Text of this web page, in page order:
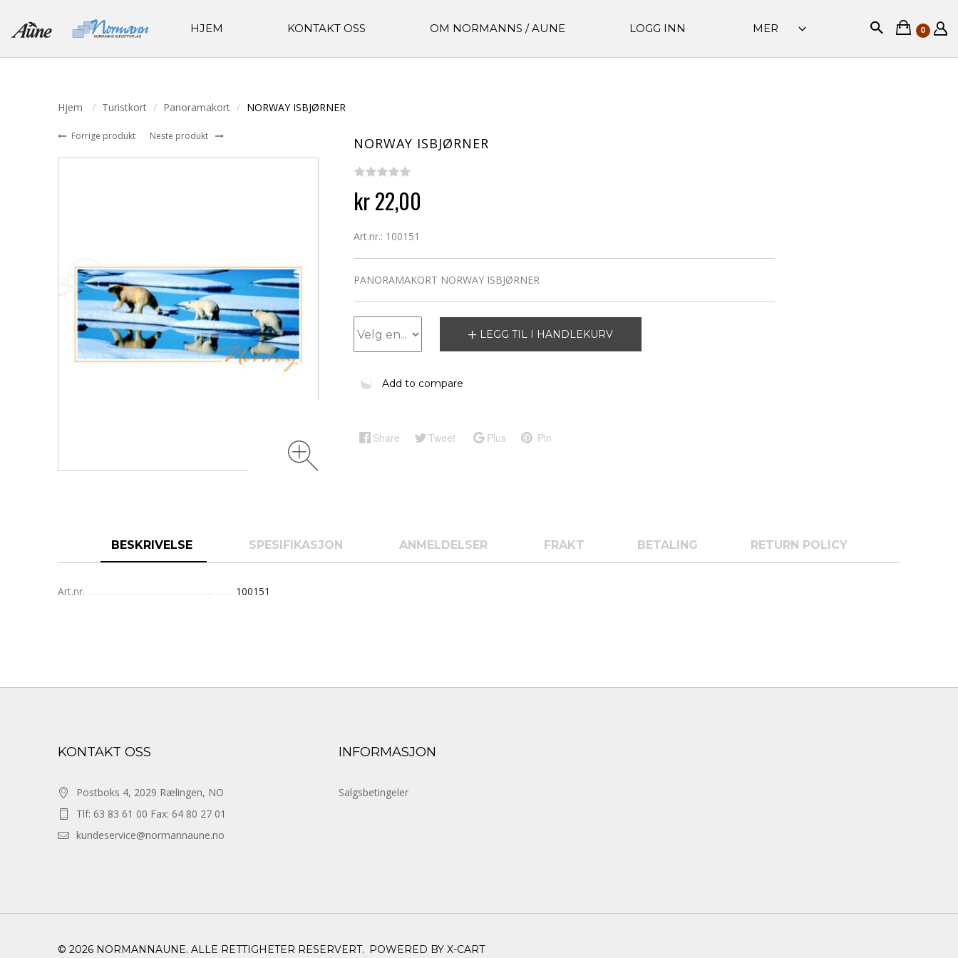
HJEM KONTAKT OSS OM NORMANNS / AUNE LOGG INN MER 0
Hjem Turistkort Panoramakort NORWAY ISBJØRNER
Forrige produkt Neste produkt NORWAY ISBJØRNER
kr 22,00
Art.nr.: 100151
PANORAMAKORT NORWAY ISBJØRNER
LEGG TIL I HANDLEKURV
Add to compare
Share Tweet Plus Pin
BESKRIVELSE SPESIFIKASJON ANMELDELSER FRAKT BETALING RETURN POLICY
Art.nr. 100151
KONTAKT OSS
Postboks 4, 2029 Rælingen, NO
Tlf: 63 83 61 00 Fax: 64 80 27 01
kundeservice@normannaune.no
INFORMASJON
Salgsbetingeler
© 2026 NORMANNAUNE. ALLE RETTIGHETER RESERVERT. POWERED BY X-CART